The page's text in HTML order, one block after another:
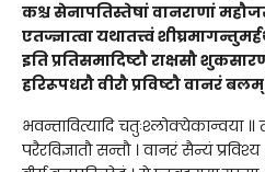
कश्च सेनापतिस्तेषां वानराणां
एतज्ज्ञात्वा यथातत्त्वं
इति प्रतिसमादिष्टौ राक्षसौ
हरिरूपधरौ वीरौ प्रविष्टौ वानरं बलम्
भवन्तावित्यादि चतुःश्लोक्येकान्वया
परैरविज्ञातौ सन्तौ । वानरं सैन्यं